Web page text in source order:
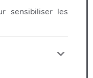
sensibiliser les